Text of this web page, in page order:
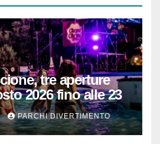
tre aperture
2026 fino alle 23
PARCHI DIVERTIMENTO